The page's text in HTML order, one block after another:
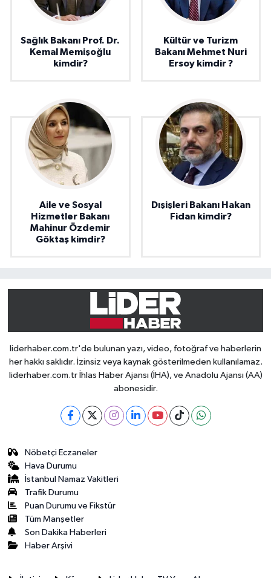
Sağlık Bakanı Prof. Dr.
Kemal Memişoğlu
kimdir?
Kültür ve Turizm
Bakanı Mehmet Nuri
Ersoy kimdir ?
Aile ve Sosyal
Hizmetler Bakanı
Mahinur Özdemir
Göktaş kimdir?
Dışişleri Bakanı Hakan
Fidan kimdir?
liderhaber.com.tr'de bulunan yazı, video, fotoğraf ve haberlerin
her hakkı saklıdır. İzinsiz veya kaynak gösterilmeden kullanılamaz.
liderhaber.com.tr İhlas Haber Ajansı (İHA), ve Anadolu Ajansı (AA)
abonesidir.
Nöbetçi Eczaneler
Hava Durumu
İstanbul Namaz Vakitleri
Trafik Durumu
Puan Durumu ve Fikstür
Tüm Manşetler
Son Dakika Haberleri
Haber Arşivi